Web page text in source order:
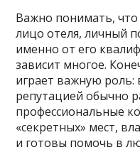
Важно понимать,
лицо отеля, личный
именно от его
зависит многое.
играет важную роль:
репутацией обычно
профессиональные
«секретных» мест,
и готовы помочь в